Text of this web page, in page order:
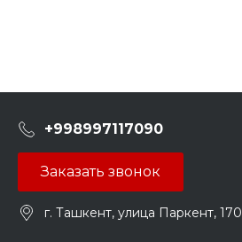
+998997117090
Заказать звонок
г. Ташкент, улица Паркент, 170